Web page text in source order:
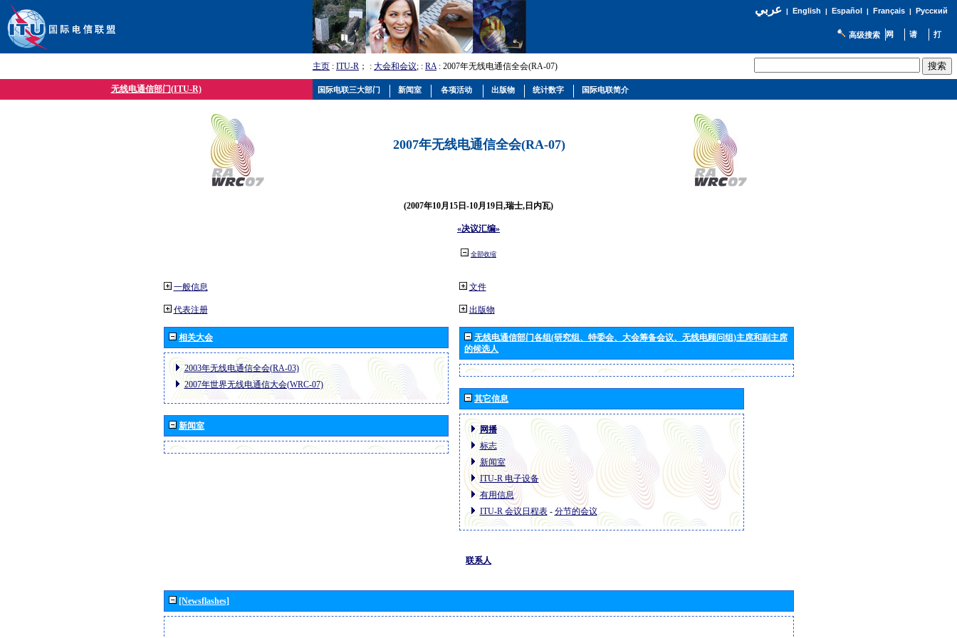
عربي| English | Español | Français| Русский
高级搜索
主页 : ITU-R ； : 大会和会议; : RA: 2007年无线电通信全会(RA-07)
无线电通信部门(ITU-R)
2007年无线电通信全会(RA-07)
(2007年10月15日-10月19日,瑞士,日内瓦)
«决议汇编»
全部收缩
一般信息
代表注册
相关大会
2003年无线电通信全会(RA-03)
2007年世界无线电通信大会(WRC-07)
新闻室
文件
出版物
无线电通信部门各组(研究组、特委会、大会筹备会议、无线电顾问组)主席和副主席
的候选人
其它信息
网播
标志
新闻室
ITU-R 电子设备
有用信息
ITU-R 会议日程表- 分节的会议
联系人
[Newsflashes]
国际电联三大部门 新闻室 各项活动 出版物 统计数字 国际电联简介